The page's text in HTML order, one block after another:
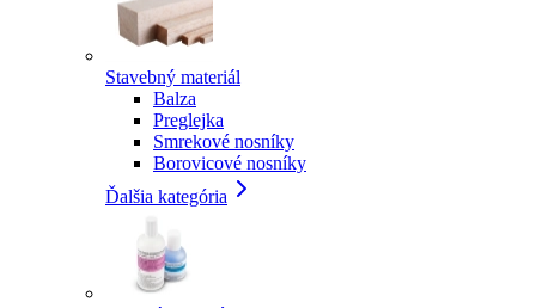
Stavebný materiál
Balza
Preglejka
Smrekové nosníky
Borovicové nosníky
Ďalšia kategória